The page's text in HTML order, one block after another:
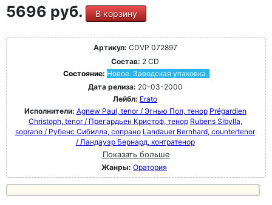
5696 руб. В корзину
Артикул: CDVP 072897
Состав: 2 CD
Состояние: Новое. Заводская упаковка.
Дата релиза: 20-03-2000
Лейбл: Erato
Исполнители: Agnew Paul, tenor / Эгнью Пол, тенор Prégardien
Christoph, tenor / Прегардьен Кристоф, тенор Rubens Sibylla,
soprano / Рубенс Сибилла, сопрано Landauer Bernhard, countertenor
/ Ландауэр Бернард, контратенор
Показать больше
Жанры: Оратория